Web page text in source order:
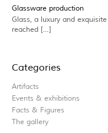
Glassware production
Glass, a luxury and
reached […]
Categories
Artifacts
Events & exhibitions
Facts & Figures
The gallery